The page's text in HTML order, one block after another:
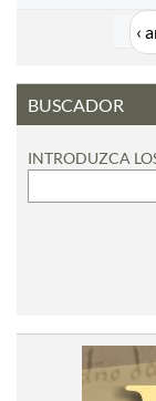
‹
BUSCADOR
INTRODUZCA